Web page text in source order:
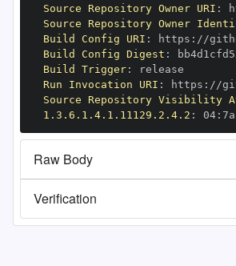
Source Repository Owner URI :
Source Repository Owner
Build Config URI : https :
Build Config Digest :
Build Trigger:
Run Invocation URI : https :
Source Repository Visibility
1.3.6.1.4.1.11129.2.4.2 : 04: 7a
Raw Body
Verification